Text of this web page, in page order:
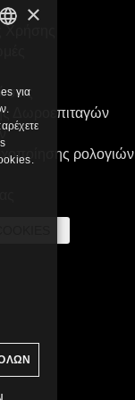
Δωροεπιταγών
ρολογιών
×
για